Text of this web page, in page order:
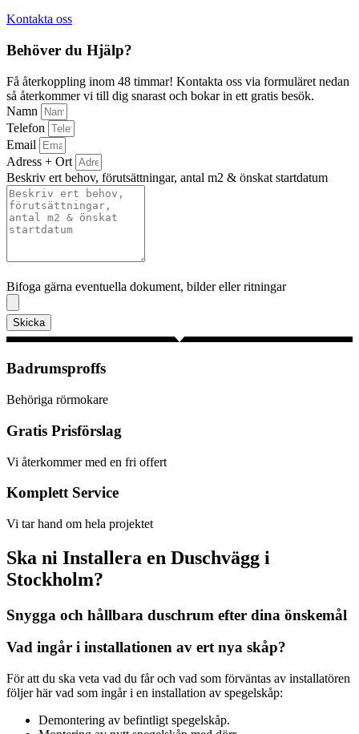
Kontakta oss
Behöver du Hjälp?
Få återkoppling inom 48 timmar! Kontakta oss via formuläret nedan
så återkommer vi till dig snarast och bokar in ett gratis besök.
Namn
Telefon
Email
Adress + Ort
Beskriv ert behov, förutsättningar, antal m2 & önskat startdatum
Bifoga gärna eventuella dokument, bilder eller ritningar
Skicka
Badrumsproffs
Behöriga rörmokare
Gratis Prisförslag
Vi återkommer med en fri offert
Komplett Service
Vi tar hand om hela projektet
Ska ni Installera en Duschvägg i
Stockholm?
Snygga och hållbara duschrum efter dina önskemål
Vad ingår i installationen av ert nya skåp?
För att du ska veta vad du får och vad som förväntas av installatören
följer här vad som ingår i en installation av spegelskåp:
Demontering av befintligt spegelskåp.